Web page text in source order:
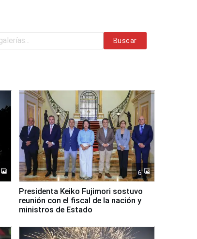
Buscar
6
Presidenta Keiko Fujimori sostuvo
reunión con el fiscal de la nación y
ministros de Estado